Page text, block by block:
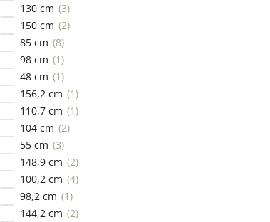
130 cm 3
150 cm
2
85 cm 8
98 cm
1
48 cm
1
156,2 cm
1
110,7 cm
1
104 cm
2
55 cm 3
148,9 cm
2
100,2 cm 4
98,2 cm
1
144,2 cm
2